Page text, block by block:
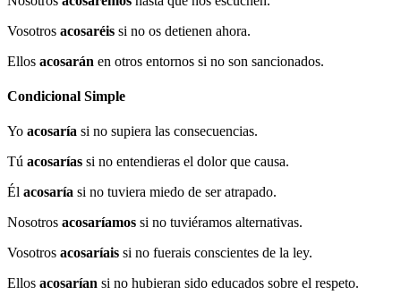
Vosotros acosaréis si no os detienen ahora.
Ellos acosarán en otros entornos si no son sancionados.
Condicional Simple
Yo acosaría si no supiera las consecuencias.
Tú acosarías si no entendieras el dolor que causa.
Él acosaría si no tuviera miedo de ser atrapado.
Nosotros acosaríamos si no tuviéramos alternativas.
Vosotros acosaríais si no fuerais conscientes de la ley.
Ellos acosarían si no hubieran sido educados sobre el respeto.